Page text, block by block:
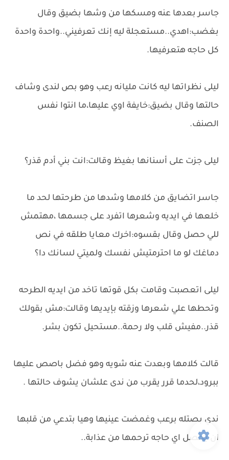
جاسر بعدها عنه ومسكها من وشها بضيق وقال
بغضب:اهدي..مستعجلة ليه إنك تعرفيني..واحدة واحدة
كل حاجه هتعرفيها.
ليلى نظراتها ليه كانت مليانه رعب وهو بص لندى وشاف
حالتها وقال بضيق:خايفة اوي عليها،ما انتوا نفس
الصنف.
ليلى جزت على أسنانها بغيظ وقالت:انت بني أدم قذر؟
جاسر اتضايق من كلامها وشدها من طرحتها لحد ما
خلعها في ايديه وشعرها اتفرد على جسمها ،مهتمش
للي حصل وقال بقسوه:اخرك معايا طلقه في نص
دماغك لو ما احترمتيش نفسك ولميتي لسانك دا؟
ليلى اتعصبت وقامت بكل قوتها تاخد من ايديه الطرحه
وتحطها علي شعرها وزقته بإيديها وقالت:مش بقولك
قذر..مفيش قلب ولا رحمة..مستحيل تكون بشر.
قالت كلامها وبعدت عنه شويه وهو فضل باصص عليها
ببرود،لحدما قرر يقرب من ندى علشان يشوف حالتها .
ندي بصتله برعب وغمضت عينيها وهيا بتدعي من قلبها
ان يحصل اي حاجه ترحمها من عذابة..